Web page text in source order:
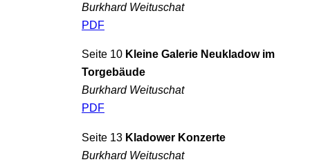
Burkhard Weituschat
PDF
Seite 10 Kleine Galerie Neukladow im
Torgebäude
Burkhard Weituschat
PDF
Seite 13 Kladower Konzerte
Burkhard Weituschat